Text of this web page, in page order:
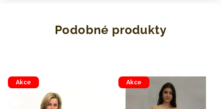
Podobné produkty
Akce Akce